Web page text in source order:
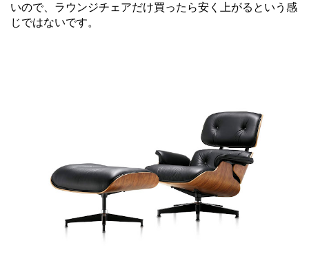
いので、ラウンジチェアだけ買ったら安く上がるという感
じではないです。